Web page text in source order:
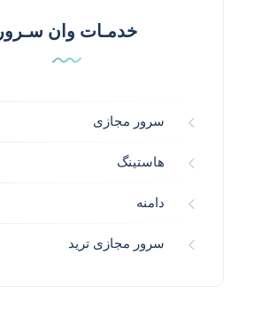
خدمـات وان سـرور
سرور مجازی
هاستینگ
دامنه
سرور مجازی ترید